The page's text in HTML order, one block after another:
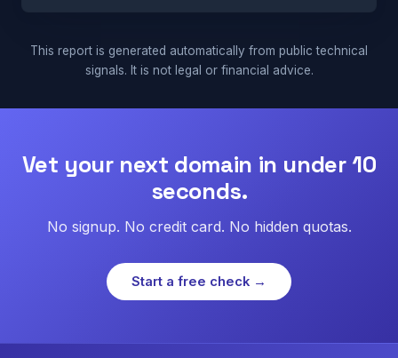
This report is generated automatically from public technical
signals. It is not legal or financial advice.
Vet your next domain in under 10
seconds.
No signup. No credit card. No hidden quotas.
Start a free check →